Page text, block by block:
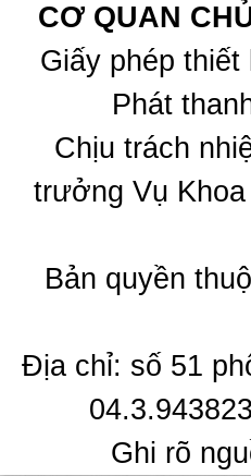
CƠ QUAN
Giấy phép
Phát
Chịu trách
trưởng Vụ
Bản quyền
Địa chỉ: số 51
Ghi rõ